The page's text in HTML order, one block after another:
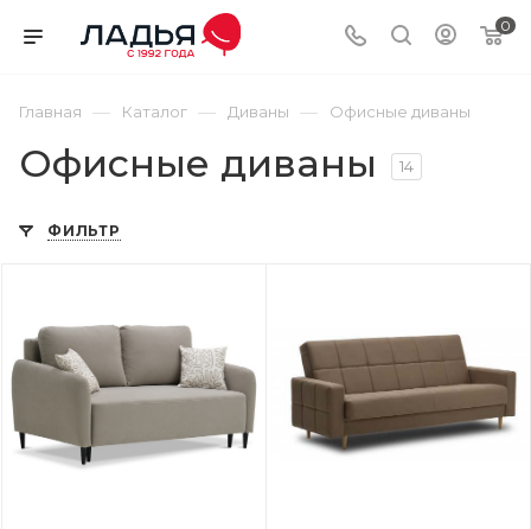
0
Главная — Каталог — Диваны — Офисные диваны
Офисные диваны 14
ФИЛЬТР